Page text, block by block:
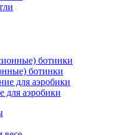
ботинки
для аэробики